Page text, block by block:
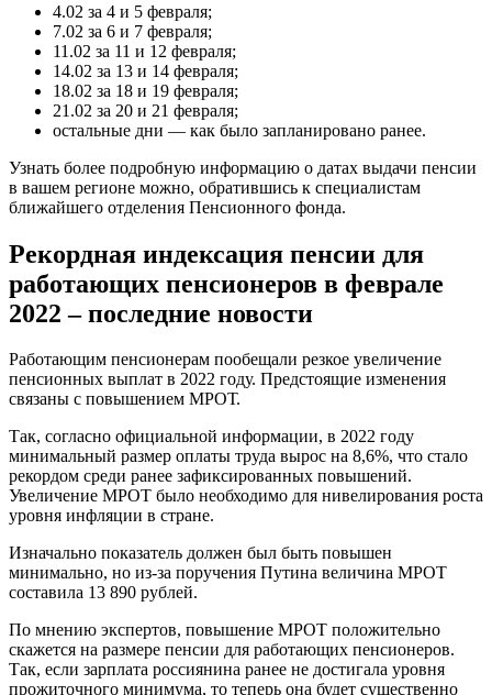
4.02 за 4 и 5 февраля;
7.02 за 6 и 7 февраля;
11.02 за 11 и 12 февраля;
14.02 за 13 и 14 февраля;
18.02 за 18 и 19 февраля;
21.02 за 20 и 21 февраля;
остальные дни — как было запланировано ранее.
Узнать более подробную информацию о датах выдачи пенсии
в вашем регионе можно, обратившись к специалистам
ближайшего отделения Пенсионного фонда.
Рекордная индексация пенсии для
работающих пенсионеров в феврале
2022 – последние новости
Работающим пенсионерам пообещали резкое увеличение
пенсионных выплат в 2022 году. Предстоящие изменения
связаны с повышением МРОТ.
Так, согласно официальной информации, в 2022 году
минимальный размер оплаты труда вырос на 8,6%, что стало
рекордом среди ранее зафиксированных повышений.
Увеличение МРОТ было необходимо для нивелирования роста
уровня инфляции в стране.
Изначально показатель должен был быть повышен
минимально, но из-за поручения Путина величина МРОТ
составила 13 890 рублей.
По мнению экспертов, повышение МРОТ положительно
скажется на размере пенсии для работающих пенсионеров.
Так, если зарплата россиянина ранее не достигала уровня
прожиточного минимума, то теперь она будет существенно